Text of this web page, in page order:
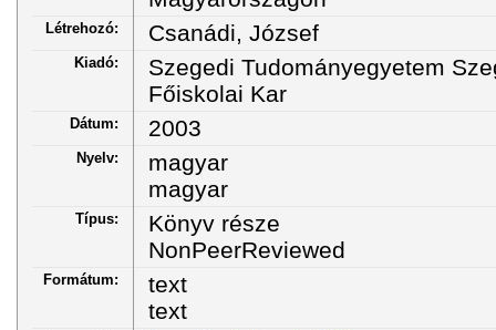
Létrehozó: Csanádi, József
Kiadó:
Szegedi Tudományegyetem
Főiskolai Kar
Dátum: 2003
Nyelv:
magyar
magyar
Típus:
Könyv része
NonPeerReviewed
Formátum:
text
text